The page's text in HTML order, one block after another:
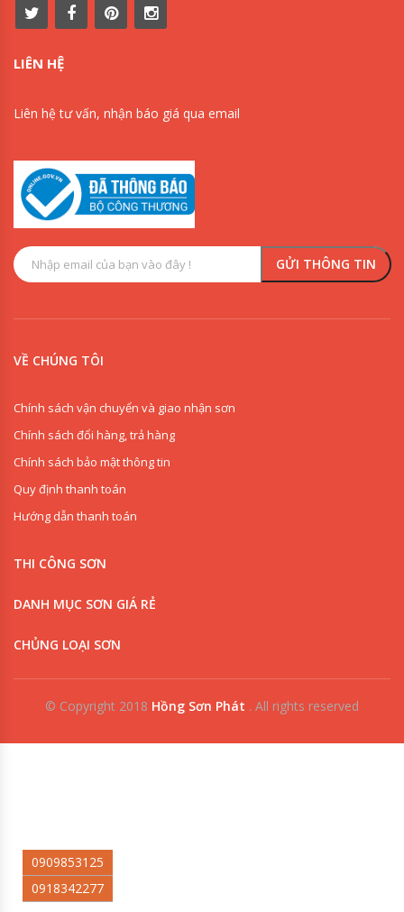
LIÊN HỆ
Liên hệ tư vấn, nhận báo giá qua email
VỀ CHÚNG TÔI
Chính sách vận chuyển và giao nhận sơn
Chính sách đổi hàng, trả hàng
Chính sách bảo mật thông tin
Quy định thanh toán
Hướng dẫn thanh toán
THI CÔNG SƠN
DANH MỤC SƠN GIÁ RẺ
CHỦNG LOẠI SƠN
© Copyright 2018 Hồng Sơn Phát . All rights reserved
0909853125
0918342277